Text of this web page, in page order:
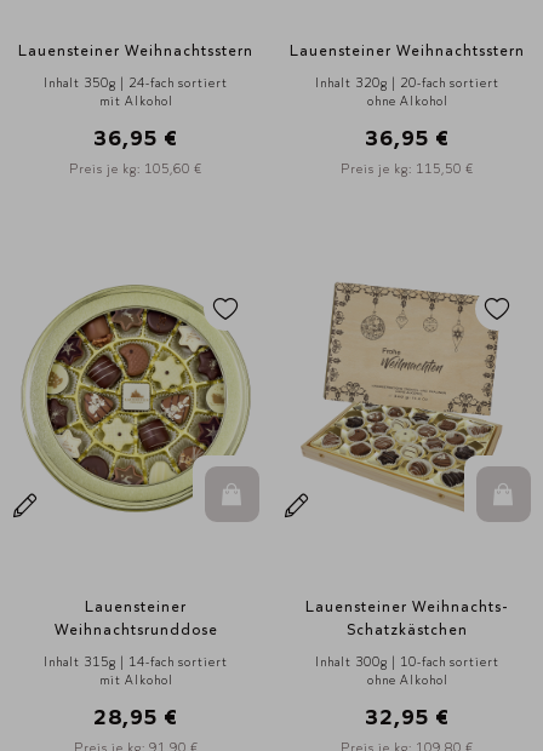
Lauensteiner Weihnachtsstern
Inhalt 350g | 24-fach sortiert
mit Alkohol
36,95 €
Preis je kg: 105,60 €
Lauensteiner Weihnachtsstern
Inhalt 320g | 20-fach sortiert
ohne Alkohol
36,95 €
Preis je kg: 115,50 €
In den Warenkorb
Lauensteiner
Weihnachtsrunddose
Inhalt 315g | 14-fach sortiert
mit Alkohol
28,95 €
In
Lauensteiner Weihnachts-
Schatzkästchen
Inhalt 300g | 10-fach sortiert
ohne Alkohol
32,95 €